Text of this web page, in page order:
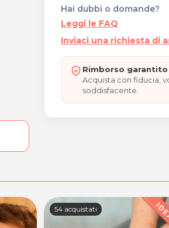
Hai dubbi o domande?
Leggi le FAQ
Inviaci una richiesta di
Rimborso
Acquista con fiducia,
soddisfacente.
54 acquistati